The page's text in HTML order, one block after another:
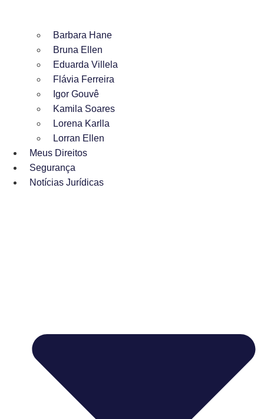
Barbara Hane
Bruna Ellen
Eduarda Villela
Flávia Ferreira
Igor Gouvê
Kamila Soares
Lorena Karlla
Lorran Ellen
Meus Direitos
Segurança
Notícias Jurídicas